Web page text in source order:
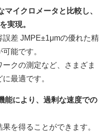
イクロメータと比較し、
実現。
差 JMPE±1μmの優れた精
能です。
クの測定など、さまざま
最適です。
能により、過剰な速度での
を得ることができます。